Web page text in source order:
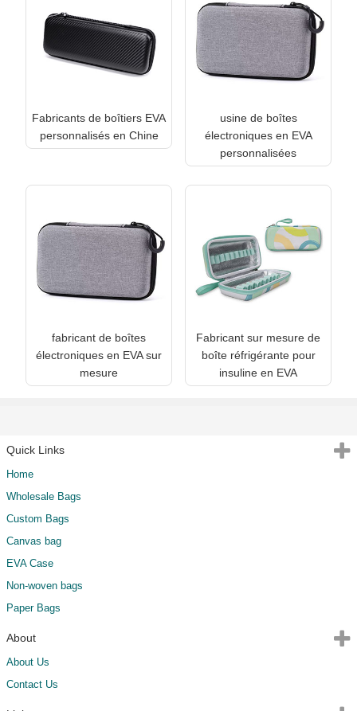
Fabricants de boîtiers EVA
personnalisés en Chine
usine de boîtes
électroniques en EVA
personnalisées
fabricant de boîtes
électroniques en EVA sur
mesure
Fabricant sur mesure de
boîte réfrigérante pour
insuline en EVA
Quick Links
Home
Wholesale Bags
Custom Bags
Canvas bag
EVA Case
Non-woven bags
Paper Bags
About
About Us
Contact Us